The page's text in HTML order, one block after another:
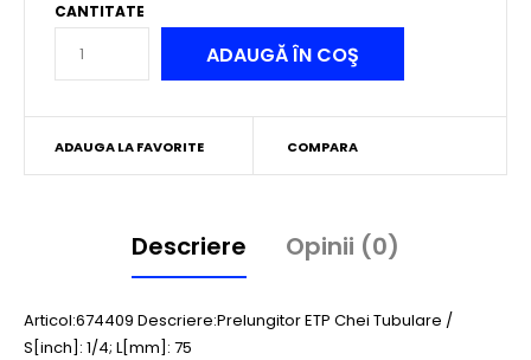
CANTITATE
ADAUGA LA FAVORITE COMPARA
Descriere Opinii (0)
Articol:674409 Descriere:Prelungitor ETP Chei Tubulare /
S[inch]: 1/4; L[mm]: 75